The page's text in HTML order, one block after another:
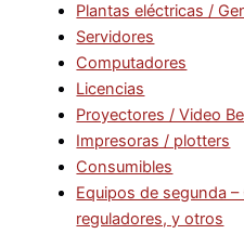
Plantas eléctricas /
Servidores
Computadores
Licencias
Proyectores / Video
Impresoras / plotters
Consumibles
Equipos de segunda –
reguladores, y otros